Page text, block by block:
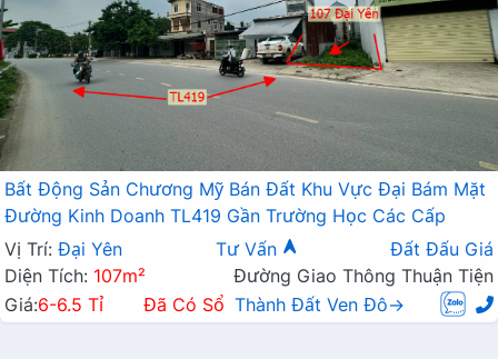
Bất Động Sản Chương Mỹ Bán Đất Khu Vực Đại Bám Mặt
Đường Kinh Doanh TL419 Gần Trường Học Các Cấp
Vị Trí: Đại Yên Tư Vấn
Đất Đấu Giá
Diện Tích: 107m²
Đường Giao Thông Thuận Tiện
Giá:6-6.5 Tỉ Đã Có Sổ Thành Đất Ven Đô→